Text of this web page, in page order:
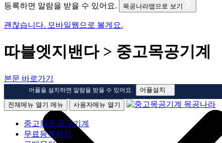
등록하면 알람을 받을 수 있어요.
목공나라앱으로 보기
괜찮습니다. 모바일웹으로 볼게요.
따블엣지밴다 > 중고목공기계
본문 바로가기
어플을 설치하면 알람을 받을 수 있어요.
어플설치
전체메뉴 열기 메뉴 사용자메뉴 열기
중고목공.공구기계
무료등록하기